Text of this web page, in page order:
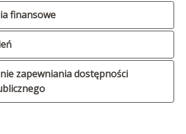
finansowe
zapewniania dostępności